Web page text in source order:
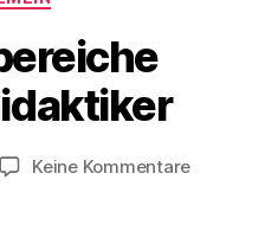
Veröffentlichungsdatum
9.
e
e
b
Keine Kommentarezu